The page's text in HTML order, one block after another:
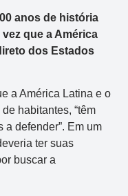
anos de história
que a América
dos Estados
a América Latina e o
habitantes, “têm
defender”. Em um
ter suas
buscar a